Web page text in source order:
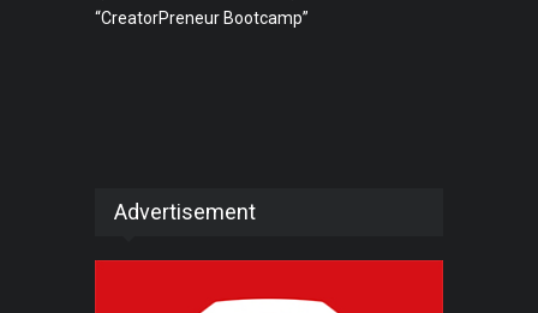
“CreatorPreneur Bootcamp”
Advertisement